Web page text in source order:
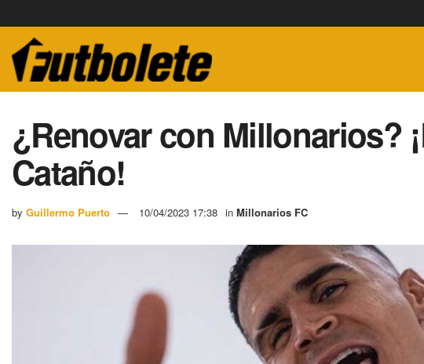
¿Renovar con Millonarios?
Cataño!
by Guillermo Puerto 10/04/2023 17:38 in Millonarios FC